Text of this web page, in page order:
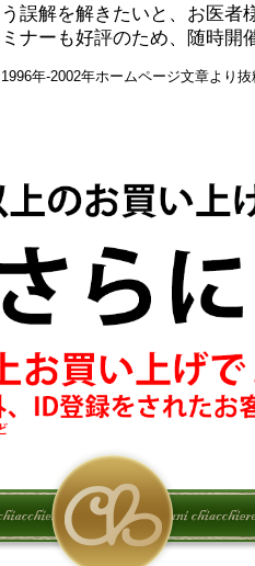
う誤解を解きたいと、お医者
ミナーも好評のため、随時開
1996年-2002年ホームページ文章より抜